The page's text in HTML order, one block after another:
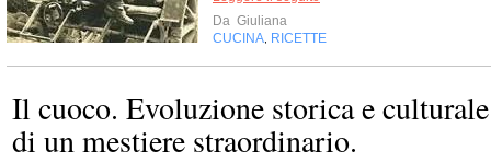
Da Giuliana
CUCINA RICETTE
Il cuoco. Evoluzione storica e culturale
di un mestiere straordinario.